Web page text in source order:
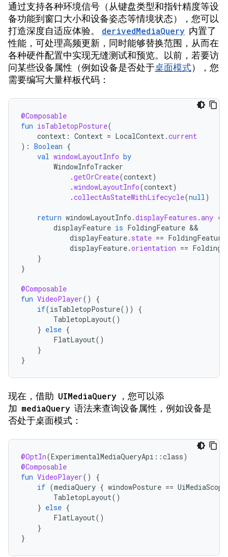
通过支持各种环境信号（从键盘类型和指针精度等设
备功能到窗口大小和设备姿态等情境状态），您可以
打造深度自适应体验。
derivedMediaQuery 内置了
性能，可处理高频更新，同时能够替换范围，从而在
各种硬件配置中实现无缝测试和预览。以前，若要访
问某些设备属性（例如设备是否处于桌面模式），您
需要编写大量样板代码：
@Composable
fun isTabletopPosture(
context : Context = LocalContext .current
): Boolean {
val windowLayoutInfo by
WindowInfoTracker
.getOrCreate(context)
.windowLayoutInfo(context)
.collectAsStateWithLifecycle(null )
return windowLayoutInfo .displayFeatures .any {
displayFeature is FoldingFeature
displayFeature. state == FoldingFeature
displayFeature.orientation ==
}
}
@Composable
fun VideoPlayer()
{
if(isTabletopPosture())
{
TabletopLayout()
} else {
FlatLayout()
}
}
现在，借助 UIMediaQuery ，您可以添
加 mediaQuery 语法来查询设备属性，例如设备是
否处于桌面模式：
@OptIn(ExperimentalMediaQueryApi ::class)
@Composable
fun VideoPlayer()
{
if (mediaQuery { windowPosture == UiMediaScope
TabletopLayout()
} else {
FlatLayout()
}
}